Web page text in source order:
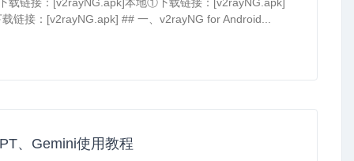
链接：[v2rayNG.apk] ## 一、v2rayNG for Android...
、Gemini使用教程